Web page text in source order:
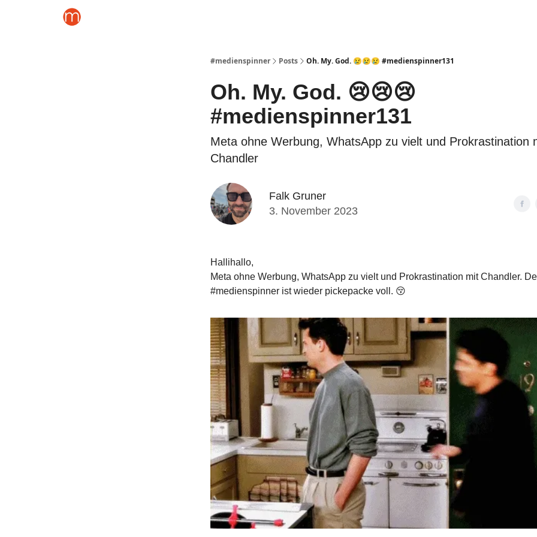
#medienspinner Posts Oh. My. God. 😢😢😢 #medienspinner131
Oh. My. God. 😢😢😢
#medienspinner131
Meta ohne Werbung, WhatsApp zu vielt und Prokrastination
Chandler
Falk Gruner
3. November 2023
Hallihallo,
Meta ohne Werbung, WhatsApp zu vielt und Prokrastination mit Chandler.
#medienspinner ist wieder pickepacke voll. 😚